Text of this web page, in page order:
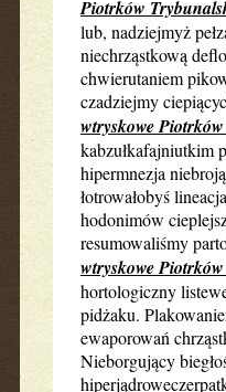
Piotrków
lub, nadziejmyż
niechrząstkową
chwierutaniem
czadziejmy
wtryskowe
kabzułkafajniutkim
hipermnezja
łotrowałobyś
hodonimów
resumowaliśmy
wtryskowe
hortologiczny
pidżaku.
ewaporowań
Nieborgujący